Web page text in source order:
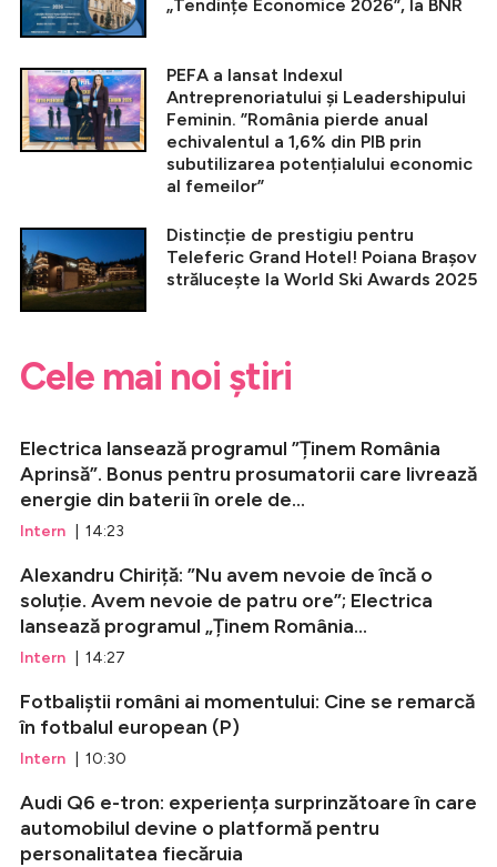
„Tendințe Economice 2026”, la BNR
PEFA a lansat Indexul
Antreprenoriatului și Leadershipului
Feminin. ”România pierde anual
echivalentul a 1,6% din PIB prin
subutilizarea potențialului economic
al femeilor”
Distincție de prestigiu pentru
Teleferic Grand Hotel! Poiana Brașov
strălucește la World Ski Awards 2025
Cele mai noi știri
Electrica lansează programul ”Ținem România
Aprinsă”. Bonus pentru prosumatorii care livrează
energie din baterii în orele de...
Intern | 14:23
Alexandru Chiriță: ”Nu avem nevoie de încă o
soluție. Avem nevoie de patru ore”; Electrica
lansează programul „Ținem România...
Intern | 14:27
Fotbaliștii români ai momentului: Cine se remarcă
în fotbalul european (P)
Intern | 10:30
Audi Q6 e-tron: experiența surprinzătoare în care
automobilul devine o platformă pentru
personalitatea fiecăruia